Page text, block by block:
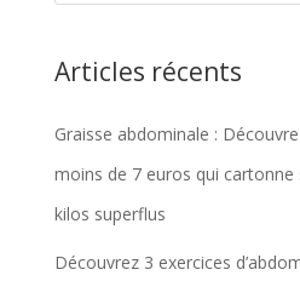
Articles récents
Graisse abdominale :
moins de 7 euros qui
kilos superflus
Découvrez 3 exercices